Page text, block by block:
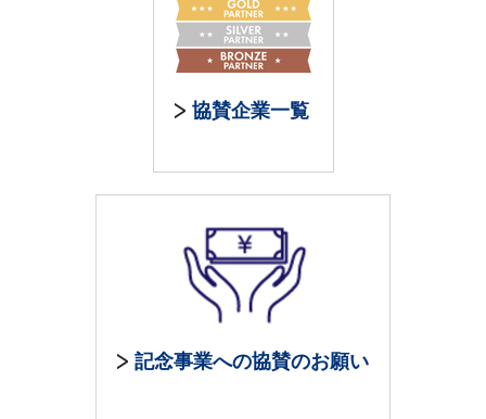
協賛企業一覧
記念事業への協賛のお願い